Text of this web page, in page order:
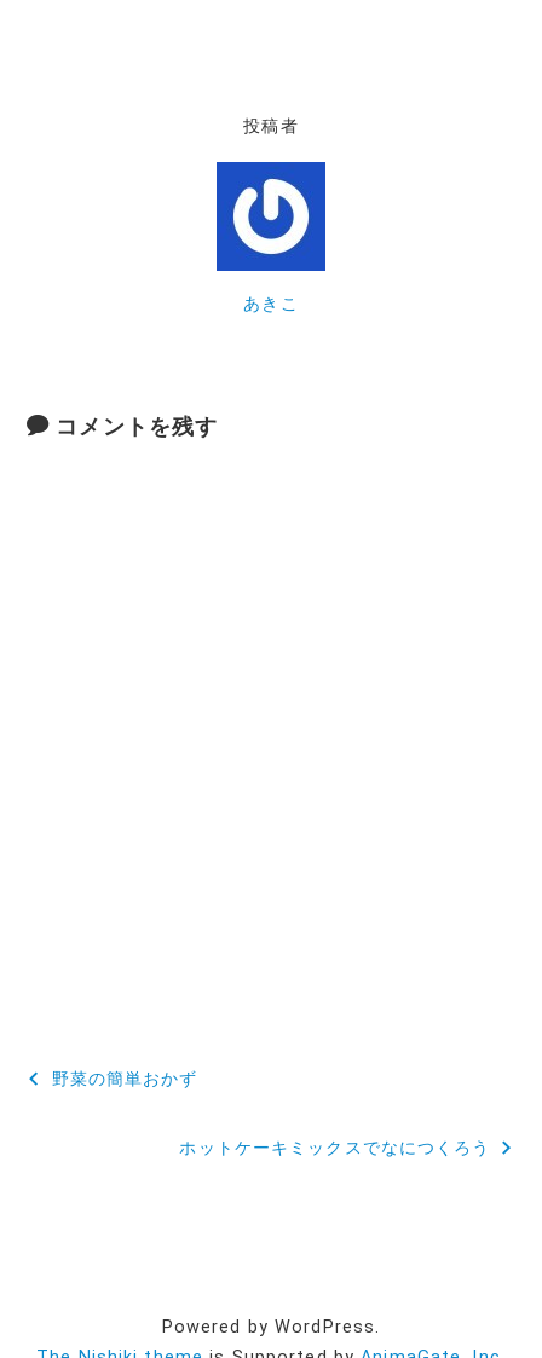
投稿者
あきこ
コメントを残す
投
野菜の簡単おかず
ホットケーキミックスでなにつくろう
Powered by WordPress.